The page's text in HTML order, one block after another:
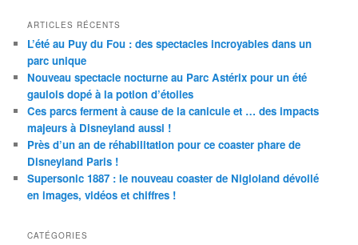
ARTICLES RÉCENTS
L’été au Puy du Fou : des spectacles incroyables dans un
parc unique
Nouveau spectacle nocturne au Parc Astérix pour un été
gaulois dopé à la potion d’étoiles
Ces parcs ferment à cause de la canicule et … des impacts
majeurs à Disneyland aussi !
Près d’un an de réhabilitation pour ce coaster phare de
Disneyland Paris !
Supersonic 1887 : le nouveau coaster de Nigloland dévoilé
en images, vidéos et chiffres !
CATÉGORIES